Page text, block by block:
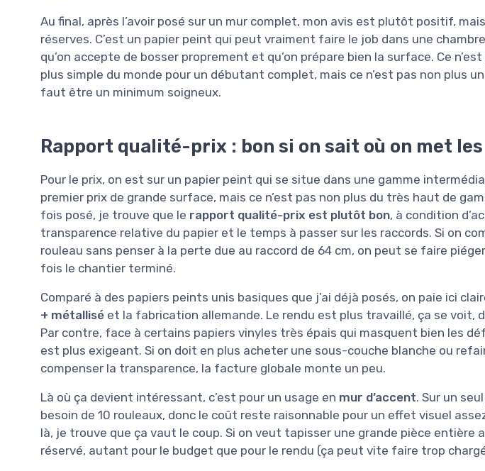
Au final, après l’avoir posé sur un mur complet, mon avis est plutôt positif,
réserves. C’est un papier peint qui peut vraiment faire le job dans une
qu’on accepte de bosser proprement et qu’on prépare bien la surface. Ce
plus simple du monde pour un débutant complet, mais ce n’est pas non plus
faut être un minimum soigneux.
Rapport qualité-prix : bon si on sait où on met
Pour le prix, on est sur un papier peint qui se situe dans une gamme
premier prix de grande surface, mais ce n’est pas non plus du très haut de
fois posé, je trouve que le rapport qualité-prix est plutôt bon, à condition
transparence relative du papier et le temps à passer sur les raccords. Si on
rouleau sans penser à la perte due au raccord de 64 cm, on peut se faire
fois le chantier terminé.
Comparé à des papiers peints unis basiques que j’ai déjà posés, on paie ici
+ métallisé et la fabrication allemande. Le rendu est plus travaillé, ça se voit,
Par contre, face à certains papiers vinyles très épais qui masquent bien les
est plus exigeant. Si on doit en plus acheter une sous-couche blanche ou
compenser la transparence, la facture globale monte un peu.
Là où ça devient intéressant, c’est pour un usage en mur d’accent. Sur un
besoin de 10 rouleaux, donc le coût reste raisonnable pour un effet visuel
là, je trouve que ça vaut le coup. Si on veut tapisser une grande pièce entière
réservé, autant pour le budget que pour le rendu (ça peut vite faire trop